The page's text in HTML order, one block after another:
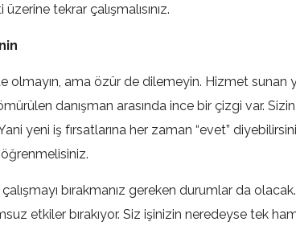
tekrar çalışmalısınız.
olmayın, ama özür de dilemeyin. Hizmet sunan
danışman arasında ince bir çizgi var.
yeni iş fırsatlarına her zaman “evet”
bırakmanız gereken durumlar da
etkiler bırakıyor. Siz işinizin neredeyse tek